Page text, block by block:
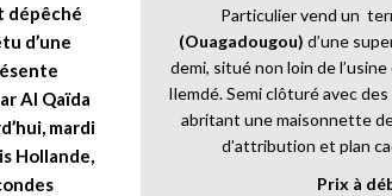
dépêché
d’une
Al Qaïda
mardi
Hollande,
Particulier vend un
(Ouagadougou) d’une
demi, situé non loin de
Ilemdé. Semi clôturé avec
abritant une maisonnette
d’attribution et plan
Prix à